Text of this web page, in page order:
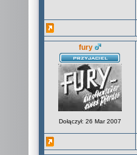
fury
Dołączył: 26 Mar 2007